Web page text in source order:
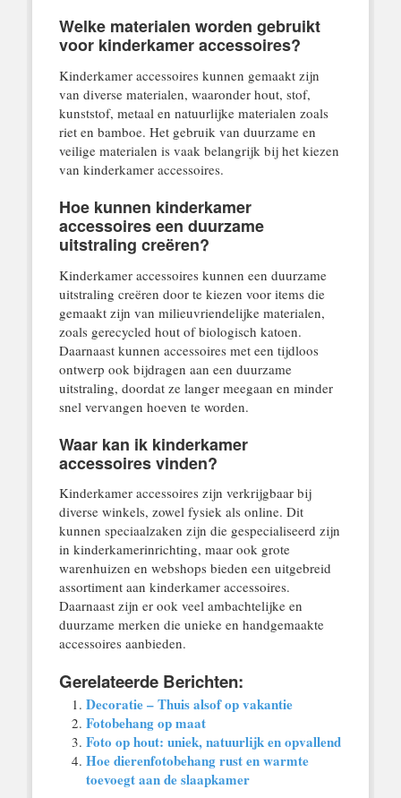
Welke materialen worden gebruikt
voor kinderkamer accessoires?
Kinderkamer accessoires kunnen gemaakt zijn
van diverse materialen, waaronder hout, stof,
kunststof, metaal en natuurlijke materialen zoals
riet en bamboe. Het gebruik van duurzame en
veilige materialen is vaak belangrijk bij het kiezen
van kinderkamer accessoires.
Hoe kunnen kinderkamer
accessoires een duurzame
uitstraling creëren?
Kinderkamer accessoires kunnen een duurzame
uitstraling creëren door te kiezen voor items die
gemaakt zijn van milieuvriendelijke materialen,
zoals gerecycled hout of biologisch katoen.
Daarnaast kunnen accessoires met een tijdloos
ontwerp ook bijdragen aan een duurzame
uitstraling, doordat ze langer meegaan en minder
snel vervangen hoeven te worden.
Waar kan ik kinderkamer
accessoires vinden?
Kinderkamer accessoires zijn verkrijgbaar bij
diverse winkels, zowel fysiek als online. Dit
kunnen speciaalzaken zijn die gespecialiseerd zijn
in kinderkamerinrichting, maar ook grote
warenhuizen en webshops bieden een uitgebreid
assortiment aan kinderkamer accessoires.
Daarnaast zijn er ook veel ambachtelijke en
duurzame merken die unieke en handgemaakte
accessoires aanbieden.
Gerelateerde Berichten:
Decoratie – Thuis alsof op vakantie
Fotobehang op maat
Foto op hout: uniek, natuurlijk en opvallend
Hoe dierenfotobehang rust en warmte
toevoegt aan de slaapkamer